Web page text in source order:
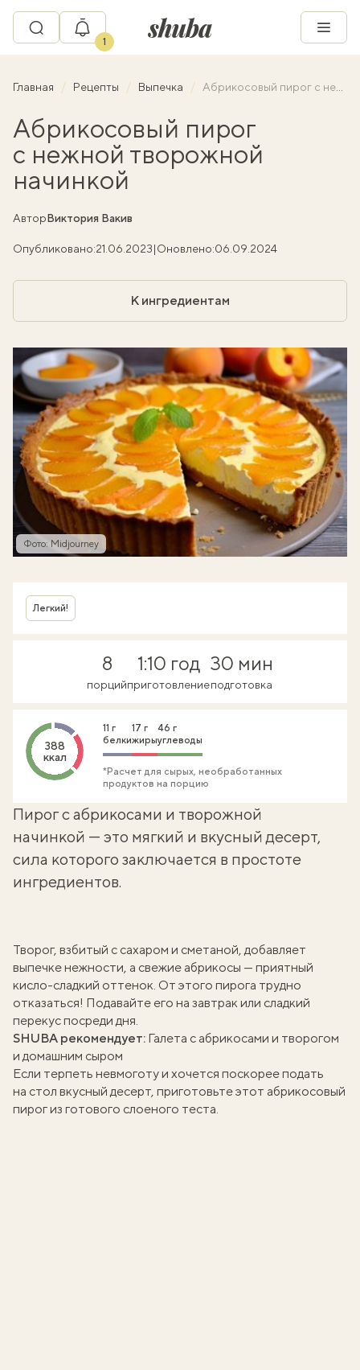
1
Главная Рецепты Выпечка Абрикосовый пирог с нежной творожной начинкой
Абрикосовый пирог
с нежной творожной
начинкой
АвторВиктория Вакив
Опубликовано:21.06.2023|Оновлено:06.09.2024
К ингредиентам
Фото: Midjourney
Легкий!
8
порций
1:10 год
приготовление
30 мин
подготовка
388
ккал
11 г
белки
17 г
жиры
46 г
углеводы
*Расчет для сырых, необработанных
продуктов на порцию
Пирог с абрикосами и творожной
начинкой — это мягкий и вкусный десерт,
сила которого заключается в простоте
ингредиентов.
Творог, взбитый с сахаром и сметаной, добавляет
выпечке нежности, а свежие абрикосы — приятный
кисло-сладкий оттенок. От этого пирога трудно
отказаться! Подавайте его на завтрак или сладкий
перекус посреди дня.
SHUBA рекомендует: Галета с абрикосами и творогом
и домашним сыром
Если терпеть невмоготу и хочется поскорее подать
на стол вкусный десерт, приготовьте этот абрикосовый
пирогиз готового слоеного теста.